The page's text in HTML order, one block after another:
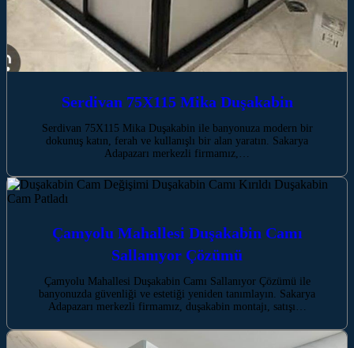
Serdivan 75X115 Mika Duşakabin
Serdivan 75X115 Mika Duşakabin ile banyonuza modern bir
dokunuş katın, ferah ve kullanışlı bir alan yaratın. Sakarya
Adapazarı merkezli firmamız,…
Çamyolu Mahallesi Duşakabin Camı
Sallanıyor Çözümü
Çamyolu Mahallesi Duşakabin Camı Sallanıyor Çözümü ile
banyonuzda güvenliği ve estetiği yeniden tanımlayın. Sakarya
Adapazarı merkezli firmamız, duşakabin montajı, satışı…